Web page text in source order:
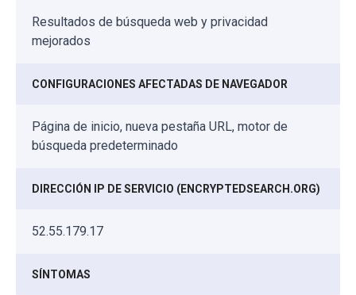
Resultados de búsqueda web y privacidad
mejorados
CONFIGURACIONES AFECTADAS DE NAVEGADOR
Página de inicio, nueva pestaña URL, motor de
búsqueda predeterminado
DIRECCIÓN IP DE SERVICIO (ENCRYPTEDSEARCH.ORG)
52.55.179.17
SÍNTOMAS